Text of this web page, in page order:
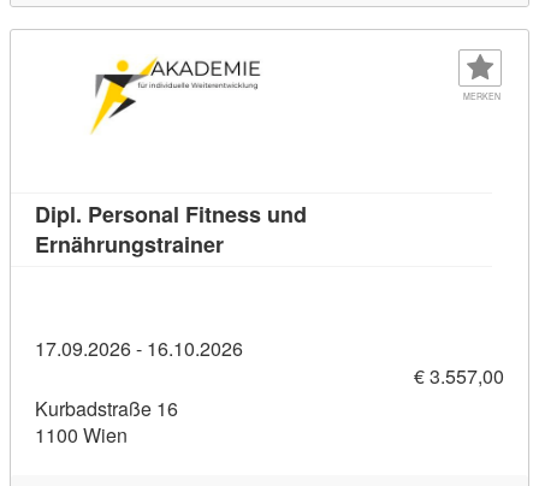
MERKEN
Dipl. Personal Fitness und
ErnährungstrainerKursdetail: Dipl. Personal Fitness
17.09.2026 - 16.10.2026
€ 3.557,00
Kurbadstraße 16
1100 Wien